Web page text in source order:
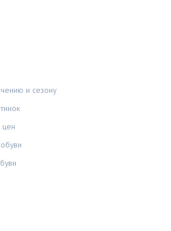
и сезону